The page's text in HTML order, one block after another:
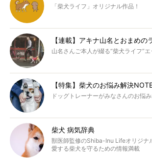
「柴犬ライフ」オリジナル作品！
【連載】アキナ山名とおまめの
山名さんご本人が綴る“柴犬ライフ”エ
【特集】柴犬のお悩み解決
ドッグトレーナーがみなさんのお悩
柴犬 病気辞典
獣医師監修のShiba-Inu Lifeオリジナ
愛する柴犬を守るための情報満載